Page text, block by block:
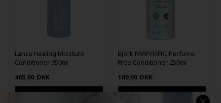
Lanza Healing Moisture
Conditioner 950ml
465,00 DKK
Björk PARFYMFRI Perfume
Free Conditioner 250ml
169,00 DKK